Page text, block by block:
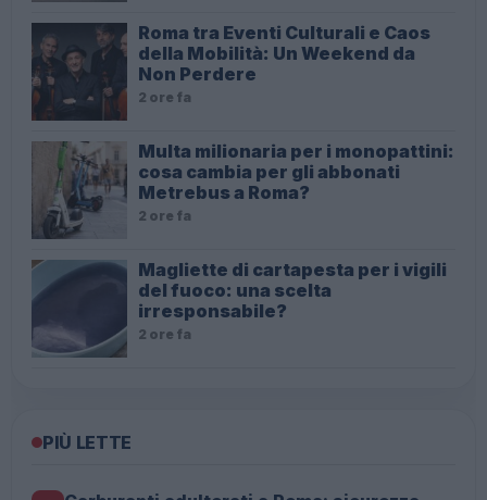
Roma tra Eventi Culturali e Caos
della Mobilità: Un Weekend da
Non Perdere
2 ore fa
Multa milionaria per i monopattini:
cosa cambia per gli abbonati
Metrebus a Roma?
2 ore fa
Magliette di cartapesta per i vigili
del fuoco: una scelta
irresponsabile?
2 ore fa
PIÙ LETTE